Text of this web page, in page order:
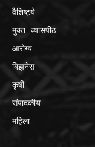
वैशिष्ट्ये
मुक्त- व्यासपीठ
आरोग्य
बिझनेस
कृषी
संपादकीय
महिला